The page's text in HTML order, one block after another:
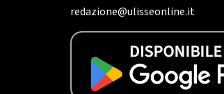
redazione@ulisseonline.it